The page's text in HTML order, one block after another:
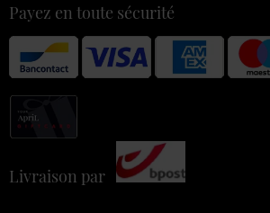
Payez en toute sécurité
Livraison par